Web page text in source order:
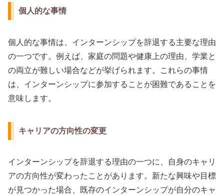
個人的な事情
個人的な事情は、インターンシップを辞退する主要な理由
の一つです。例えば、家庭の問題や健康上の理由、学業と
の両立が難しい場合などが挙げられます。これらの事情
は、インターンシップに参加することが困難であることを
意味します。
キャリアの方向性の変更
インターンシップを辞退する理由の一つに、自身のキャリ
アの方向性が変わったことがあります。新たな興味や目標
が見つかった場合、既存のインターンシップが自分のキャ